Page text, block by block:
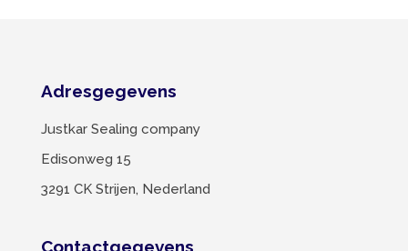
Adresgegevens
Justkar Sealing company
Edisonweg 15
3291 CK Strijen, Nederland
Contactgegevens